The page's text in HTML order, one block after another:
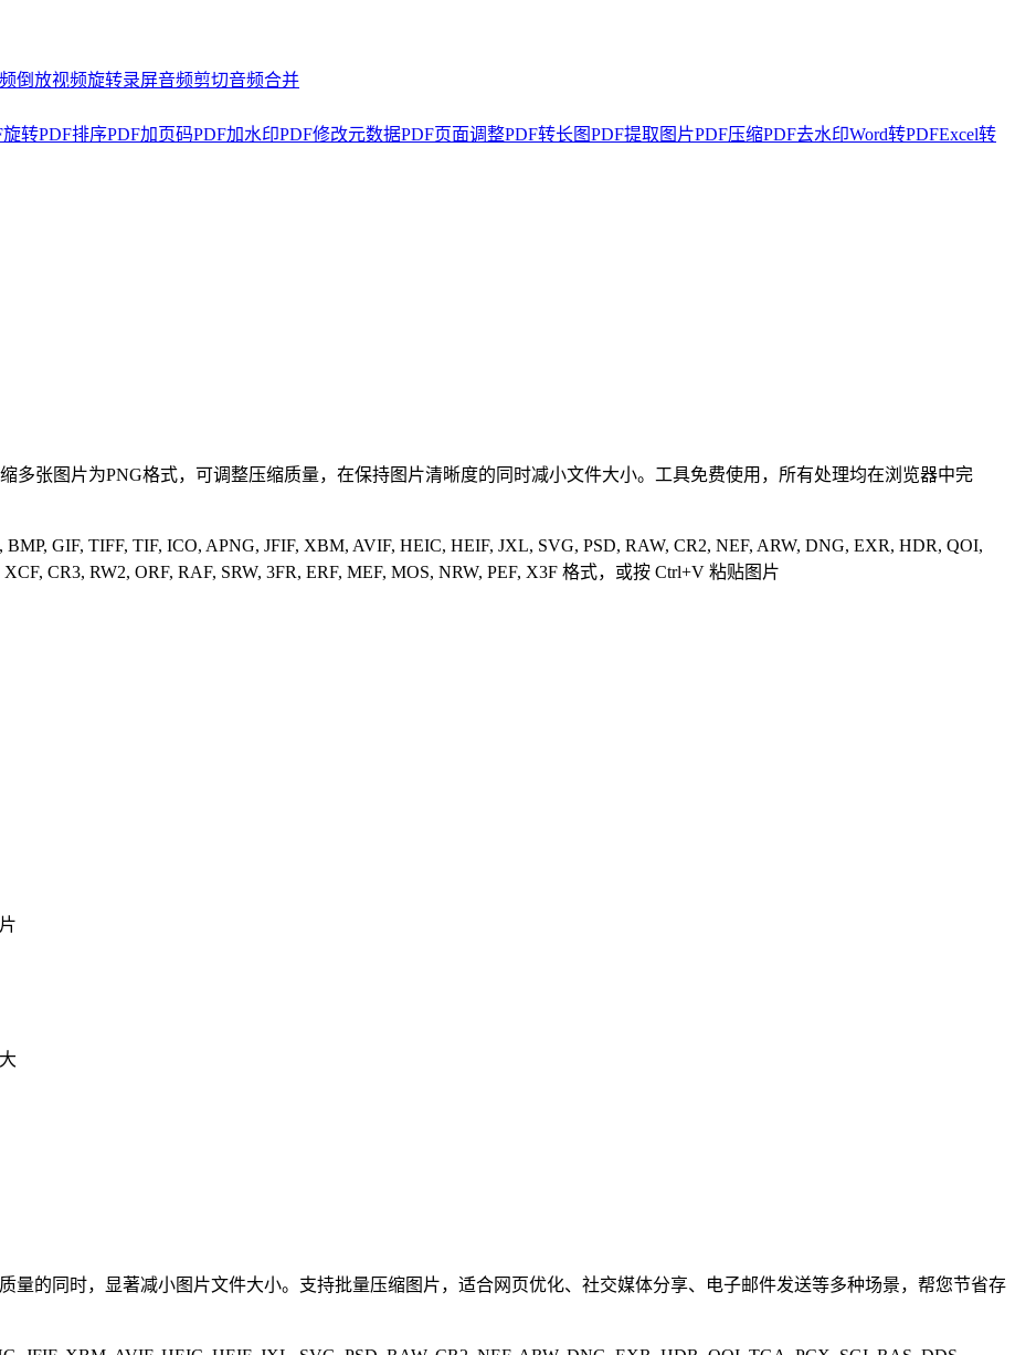
倒放视频旋转录屏音频剪切音频合并
旋转PDF排序PDF加页码PDF加水印PDF修改元数据PDF页面调整PDF转长图PDF提取图片PDF压缩PDF去水印Word转PDFExcel转
多张图片为PNG格式，可调整压缩质量，在保持图片清晰度的同时减小文件大小。工具免费使用，所有处理均在浏览器中完
BMP, GIF, TIFF, TIF, ICO, APNG, JFIF, XBM, AVIF, HEIC, HEIF, JXL, SVG, PSD, RAW, CR2, NEF, ARW, DNG, EXR, HDR, QOI,
CR3, RW2, ORF, RAF, SRW, 3FR, ERF, MEF, MOS, NRW, PEF, X3F 格式，或按 Ctrl+V 粘贴图片
量的同时，显著减小图片文件大小。支持批量压缩图片，适合网页优化、社交媒体分享、电子邮件发送等多种场景，帮您节省存